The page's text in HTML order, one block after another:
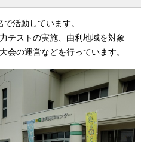
活動しています。
テストの実施、由利地域を対象
会の運営などを行っています。